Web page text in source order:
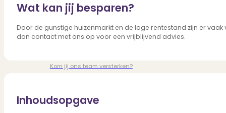
Over PUUR*
Wie zijn wij?
Ons team
Kom jij ons team versterken?
Beoordelingen
Dit zeggen klanten over ons
Wat kan jij besparen?
Door de gunstige huizenmarkt en de lage rentestand zijn er
dan contact met ons op voor een vrijblijvend advies.
Inhoudsopgave